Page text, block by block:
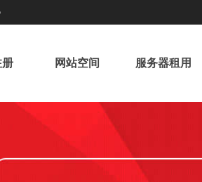
网站空间 服务器租用